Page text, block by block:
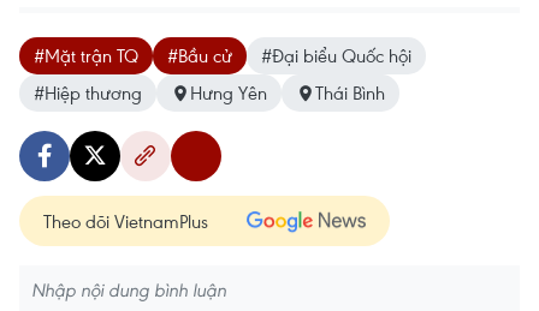
#Mặt trận TQ #Bầu cử
#Đại biểu Quốc hội
#Hiệp thương
Hưng Yên Thái Bình
Theo dõi VietnamPlus